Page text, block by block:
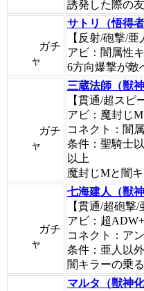
誘発した際の
ガチ
ャ
サトリ（悟得者
【反射/砲撃/亜
アビ：闇属性
6方向爆撃が敵
ガチ
ャ
三蔵法師（獣神
【貫通/超スピ
アビ：魔封じ
コネクト：闇
条件：聖騎士
以上
魔封じMと闇
ガチ
ャ
七海建人（獣神
【貫通/超砲撃/
アビ：超
コネクト：ア
条件：亜人以
闇キラーの乗
マルタ（獣神化